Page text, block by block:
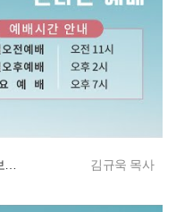
김규욱 목사